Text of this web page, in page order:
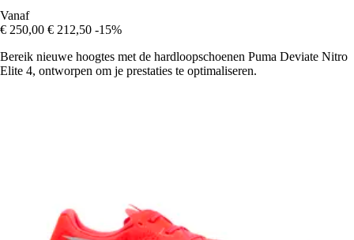
Vanaf
€ 250,00 € 212,50 -15%
Bereik nieuwe hoogtes met de hardloopschoenen Puma Deviate Nitro
Elite 4, ontworpen om je prestaties te optimaliseren.